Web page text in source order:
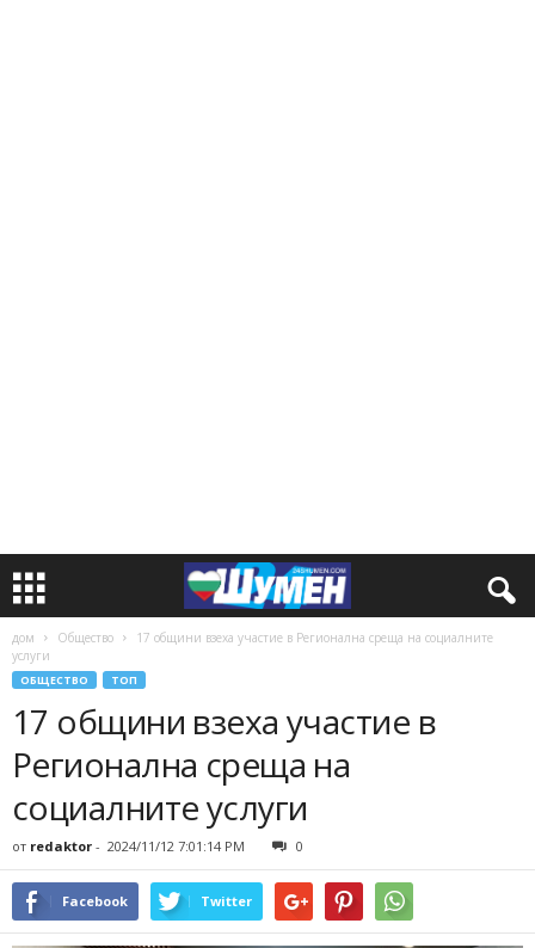
дом Общество
17 общини взеха участие в Регионална среща на социалните
услуги
ОБЩЕСТВО ТОП
17 общини взеха участие в
Регионална среща на
социалните услуги
от redaktor - 2024/11/12 7:01:14 PM 0
Facebook Twitter